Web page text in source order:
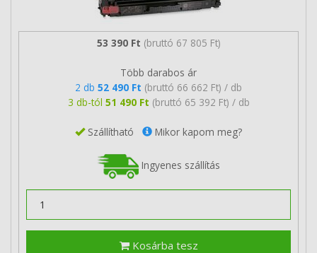
53 390 Ft (bruttó 67 805 Ft)
Több darabos ár
2 db 52 490 Ft (bruttó 66 662 Ft) / db
3 db-tól 51 490 Ft (bruttó 65 392 Ft) / db
Szállítható Mikor kapom meg?
Ingyenes szállítás
Kosárba tesz